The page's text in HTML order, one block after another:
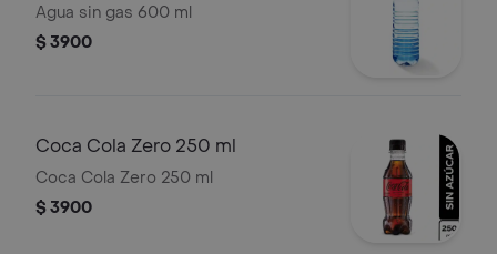
Agua sin gas 600 ml
$ 3900
Coca Cola Zero 250 ml
Coca Cola Zero 250 ml
$ 3900